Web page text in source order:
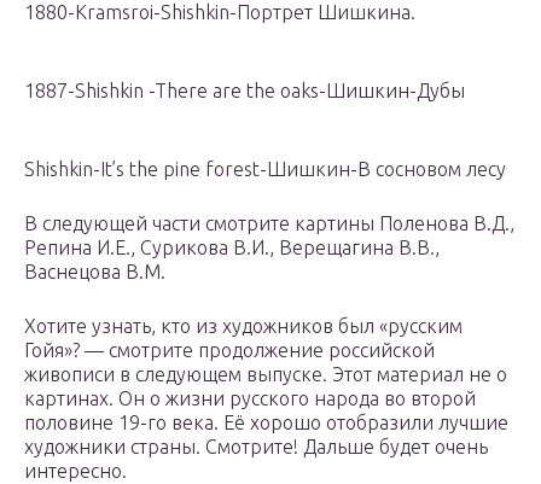
1880-Кramsroi-Shishkin-Портрет Шишкина.
1887-Shishkin -There are the oaks-Шишкин-Дубы
Shishkin-It’s the pine forest-Шишкин-В сосновом лесу
В следующей части смотрите картины Поленова В.Д.,
Репина И.Е., Сурикова В.И., Верещагина В.В.,
Васнецова В.М.
Хотите узнать, кто из художников был «русским
Гойя»? — смотрите продолжение российской
живописи в следующем выпуске. Этот материал не о
картинах. Он о жизни русского народа во второй
половине 19-го века. Её хорошо отобразили лучшие
художники страны. Cмотрите! Дальше будет очень
интересно.